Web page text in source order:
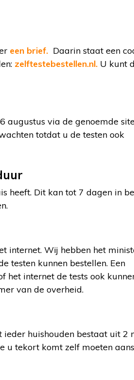
een brief. Daarin staat een
zelftestebestellen.nl. U kunt
augustus via de genoemde
totdat u de testen ook
heeft. Dit kan tot 7 dagen in
internet. Wij hebben het
testen kunnen bestellen. Een
het internet de tests ook
van de overheid.
huishouden bestaat uit 2
u tekort komt zelf moeten